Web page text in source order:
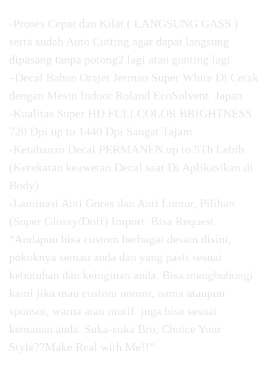
-Proses Cepat dan Kilat ( LANGSUNG GASS )
serta sudah Auto Cutting agar dapat langsung
dipasang tanpa potong2 lagi atau gunting lagi
–Decal Bahan Orajet Jerman Super White Di Cetak
dengan Mesin Indoor Roland EcoSolvent Japan
-Kualitas Super HD FULLCOLOR BRIGHTNESS
720 Dpi up to 1440 Dpi Sangat Tajam
-Ketahanan Decal PERMANEN up to 5Th Lebih
(Kerekatan keawetan Decal saat Di Aplikasikan di
Body)
-Laminasi Anti Gores dan Anti Luntur, Pilihan
(Super Glossy/Doff) Import Bisa Request
“Andapun bisa custom berbagai desain disini,
pokoknya semau anda dan yang pasti sesuai
kebutuhan dan keinginan anda. Bisa menghubungi
kami jika mau custom nomor, nama ataupun
sponsor, warna atau motif juga bisa sesuai
kemauan anda. Suka-suka Bro, Choice Your
Style??Make Real with Me!!”